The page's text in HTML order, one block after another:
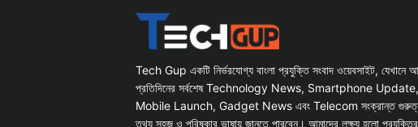
Tech Gup একটি নির্ভরযোগ্য বাংলা প্রযুক্তি সংবাদ ওয়েবসাইট, যেখানে
প্রতিদিনের সর্বশেষ Technology News, Smartphone Update,
Mobile Launch, Gadget News এবং Telecom সংক্রান্ত
তথ্য সহজ ও পরিষ্কার ভাষায় জানতে পারবেন। আমাদের লক্ষ্য হলো